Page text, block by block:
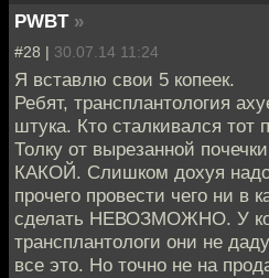
PWBT »
#28 | 30.07.14 11:24
Я вставлю свои 5 копеек.
Ребят, трансплантология
штука. Кто сталкивался тот
Толку от вырезанной
КАКОЙ. Слишком дохуя
прочего провести чего ни в
сделать НЕВОЗМОЖНО. У
трансплантологи они не
все это. Но точно не на